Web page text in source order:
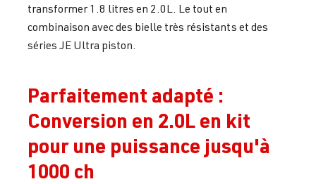
transformer 1.8 litres en 2.0L. Le tout en
combinaison avec des bielle très résistants et des
séries JE Ultra piston.
Parfaitement adapté :
Conversion en 2.0L en kit
pour une puissance jusqu'à
1000 ch